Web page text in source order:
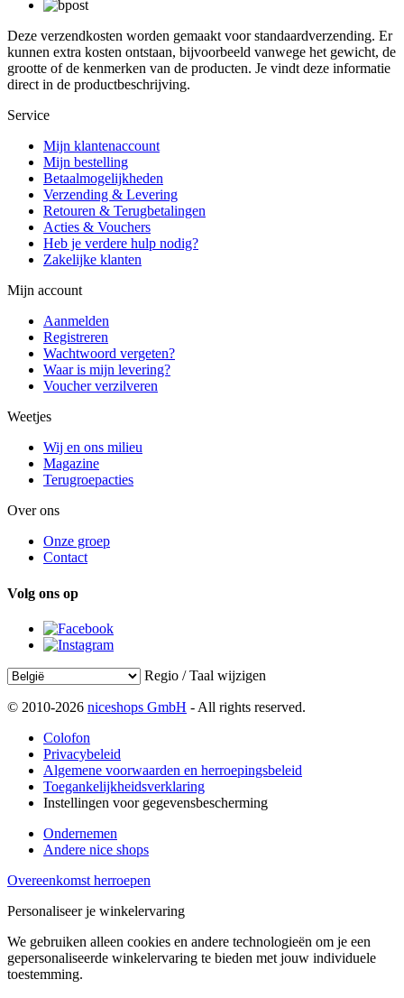
Deze verzendkosten worden gemaakt voor standaardverzending. Er
kunnen extra kosten ontstaan, bijvoorbeeld vanwege het gewicht, de
grootte of de kenmerken van de producten. Je vindt deze informatie
direct in de productbeschrijving.
Service
Mijn klantenaccount
Mijn bestelling
Betaalmogelijkheden
Verzending & Levering
Retouren & Terugbetalingen
Acties & Vouchers
Heb je verdere hulp nodig?
Zakelijke klanten
Mijn account
Aanmelden
Registreren
Wachtwoord vergeten?
Waar is mijn levering?
Voucher verzilveren
Weetjes
Wij en ons milieu
Magazine
Terugroepacties
Over ons
Onze groep
Contact
Volg ons op
Regio / Taal wijzigen
© 2010-2026 niceshops GmbH - All rights reserved.
Colofon
Privacybeleid
Algemene voorwaarden en herroepingsbeleid
Toegankelijkheidsverklaring
Instellingen voor gegevensbescherming
Ondernemen
Andere nice shops
Overeenkomst herroepen
Personaliseer je winkelervaring
We gebruiken alleen cookies en andere technologieën om je een
gepersonaliseerde winkelervaring te bieden met jouw individuele
toestemming.